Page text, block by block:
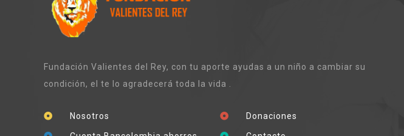
Fundación Valientes del Rey, con tu aporte ayudas a un niño a cambiar su
condición, el te lo agradecerá toda la vida .
Nosotros Donaciones